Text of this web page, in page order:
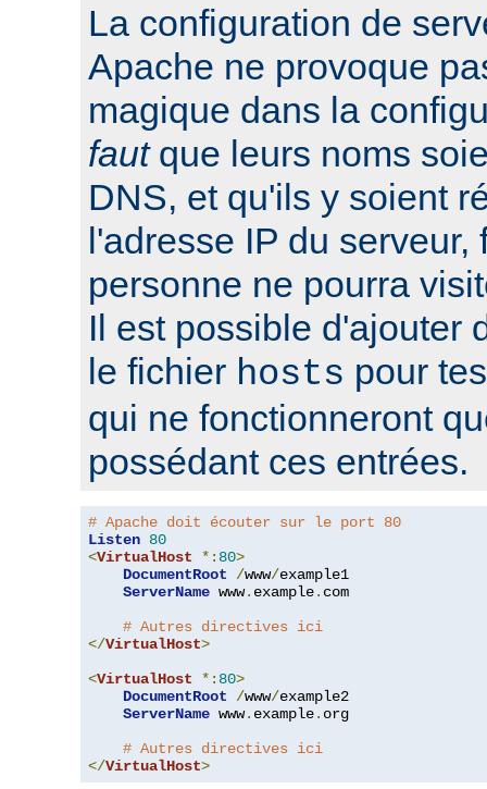
La configuration de
Apache ne provoque
magique dans la
fautque leurs noms
DNS, et qu'ils y soient
l'adresse IP du serveur,
personne ne pourra
Il est possible d'ajouter
le fichier hosts pour
qui ne fonctionneront
possédant ces entrées.
# Apache doit écouter sur le port 80
Listen 80
<VirtualHost *: 80>
DocumentRoot
/www/example1
ServerName www. example. com
# Autres directives ici
</VirtualHost>
<VirtualHost *: 80>
DocumentRoot
/www/example2
ServerName www. example. org
# Autres directives ici
</VirtualHost>